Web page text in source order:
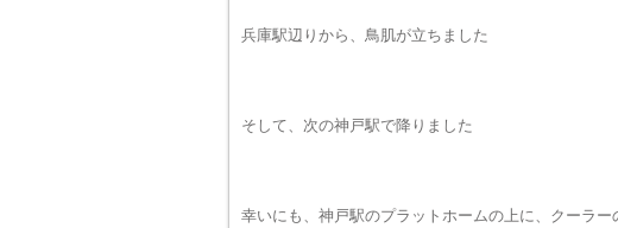
兵庫駅辺りから、鳥肌が立ちました
そして、次の神戸駅で降りました
幸いにも、神戸駅のプラットホームの上に、クーラ